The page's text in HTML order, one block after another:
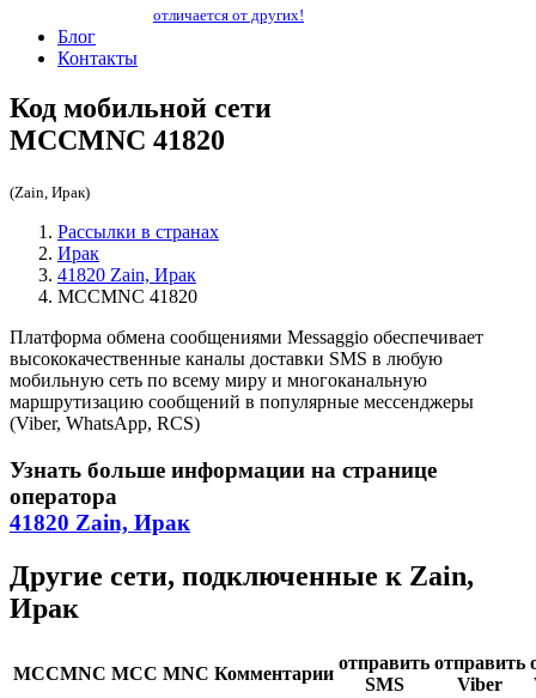
отличается от других!
Блог
Контакты
Код мобильной сети
MCCMNC 41820
(Zain, Ирак)
Рассылки в странах
Ирак
41820 Zain, Ирак
MCCMNC 41820
Платформа обмена сообщениями Messaggio обеспечивает
высококачественные каналы доставки SMS в любую
мобильную сеть по всему миру и многоканальную
маршрутизацию сообщений в популярные мессенджеры
(Viber, WhatsApp, RCS)
Узнать больше информации на странице
оператора
41820 Zain, Ирак
Другие сети, подключенные к Zain,
Ирак
MCCMNC MCC MNC Комментарии
отправить
SMS
отправить
Viber